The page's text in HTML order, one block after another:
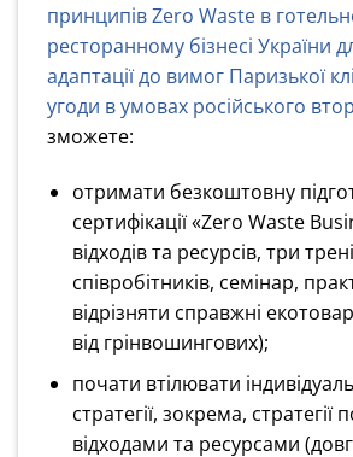
принципів Zero Waste в
ресторанному бізнесі України
адаптації до вимог Паризької
угоди в умовах російського
зможете:
отримати безкоштовну
сертифікації «Zero Waste
відходів та ресурсів, три
співробітників, семінар,
відрізняти справжні
від грінвошингових);
почати втілювати
стратегії, зокрема,
відходами та ресурсами